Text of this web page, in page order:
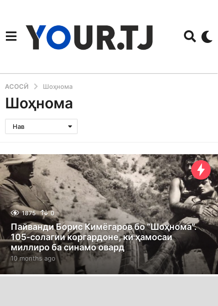
АСОСӢ Шоҳнома
Шоҳнома
Нав
1875 0
Пайванди Борис Кимёгаров бо “Шоҳнома”.
105-солагии коргардоне, ки ҳамосаи
миллиро ба синамо овард
10 months ago1
m